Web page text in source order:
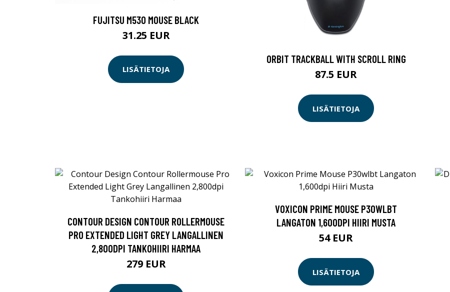
FUJITSU M530 MOUSE BLACK
31.25 EUR
LISÄTIETOJA
ORBIT TRACKBALL WITH SCROLL RING
87.5 EUR
LISÄTIETOJA
CONTOUR DESIGN CONTOUR ROLLERMOUSE
PRO EXTENDED LIGHT GREY LANGALLINEN
2,800DPI TANKOHIIRI HARMAA
279 EUR
VOXICON PRIME MOUSE P30WLBT
LANGATON 1,600DPI HIIRI MUSTA
54 EUR
LISÄTIETOJA